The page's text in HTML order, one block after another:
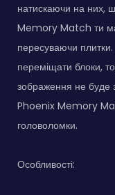
натискаючи на них,
Memory Match ти
пересуваючи
переміщати блоки,
зображення не буде
Phoenix Memory
головоломки.
Особливості: